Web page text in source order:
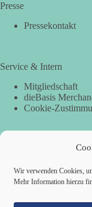
Wir verwenden Cookies,
Mehr Information hierzu
Presse
Pressekontakt
Service & Intern
Mitgliedschaft
dieBasis
Cookie-
Per Banküberweisung:
IBAN: DE87 2019